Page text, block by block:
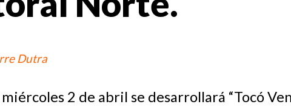
2 de abril se desarrollará “Tocó
Dutra